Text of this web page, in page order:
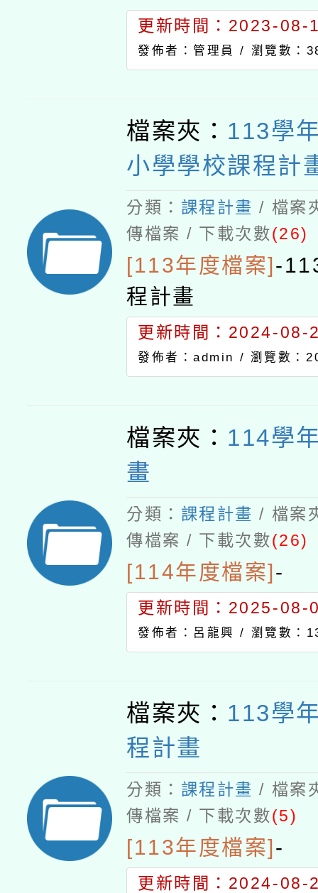
更新時間：2023-08-
發佈者：管理員 / 瀏覽數：
檔案夾： 113學
小學學校課程計
分類： 課程計畫 / 檔案
傳檔案 / 下載次數(26)
[113年度檔案]-
程計畫
更新時間：2024-08-
發佈者：admin / 瀏覽數：
檔案夾： 114學
畫
分類： 課程計畫 / 檔案
傳檔案 / 下載次數(26)
[114年度檔案]-
更新時間：2025-08-
發佈者：呂龍興 / 瀏覽數：
檔案夾： 113學
程計畫
分類： 課程計畫 / 檔案
傳檔案 / 下載次數(5)
[113年度檔案]-
更新時間：2024-08-